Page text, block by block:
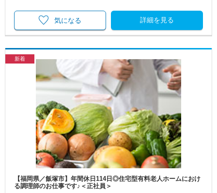
詳細を見る
気になる
新着
【福岡県／飯塚市】年間休日114日◎住宅型有料老人ホームにおけ
る調理師のお仕事です♪＜正社員＞